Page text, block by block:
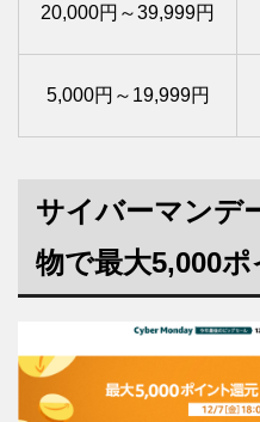
20,000円～39,999円
5,000円～19,999円
サイバーマンデ
物で最大5,000